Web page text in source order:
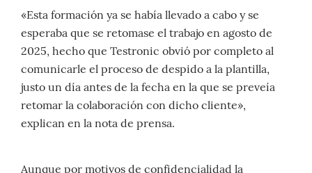
«Esta formación ya se había llevado a cabo y se
esperaba que se retomase el trabajo en agosto de
2025, hecho que Testronic obvió por completo al
comunicarle el proceso de despido a la plantilla,
justo un día antes de la fecha en la que se preveía
retomar la colaboración con dicho cliente»,
explican en la nota de prensa.
Aunque por motivos de confidencialidad la